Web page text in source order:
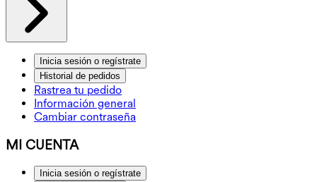
Inicia sesión o regístrate
Historial de pedidos
Rastrea tu pedido
Información general
Cambiar contraseña
MI CUENTA
Inicia sesión o regístrate